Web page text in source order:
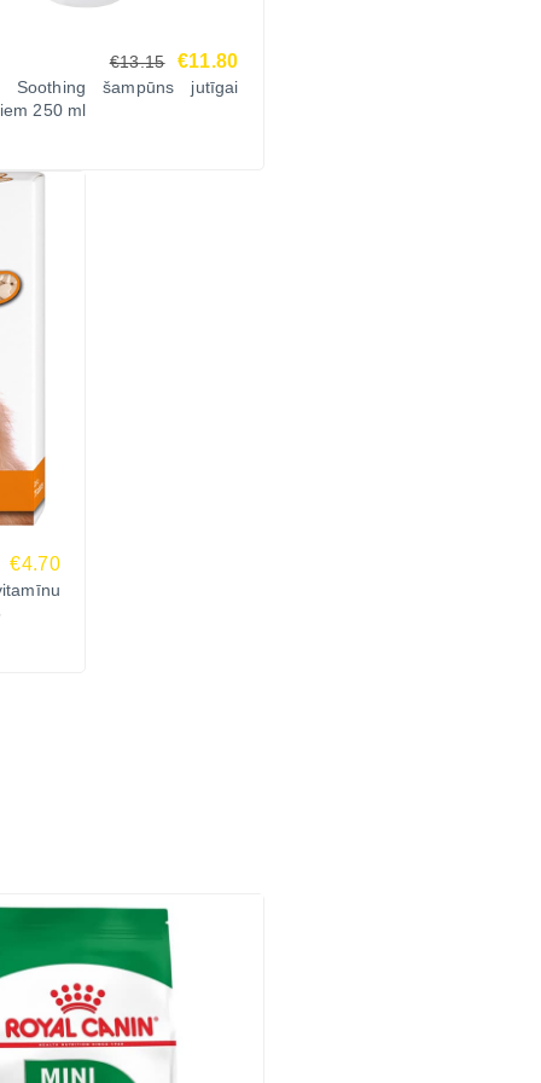
€13.15 €11.80
Soothing šampūns jutīgai
250 ml
€4.70